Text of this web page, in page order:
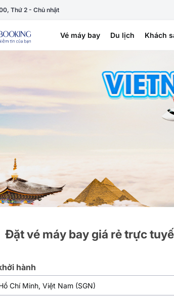
Thứ 2 - Chủ nhật
Vé máy bay Du lịch Khách
Đặt vé máy bay giá rẻ trực
hành